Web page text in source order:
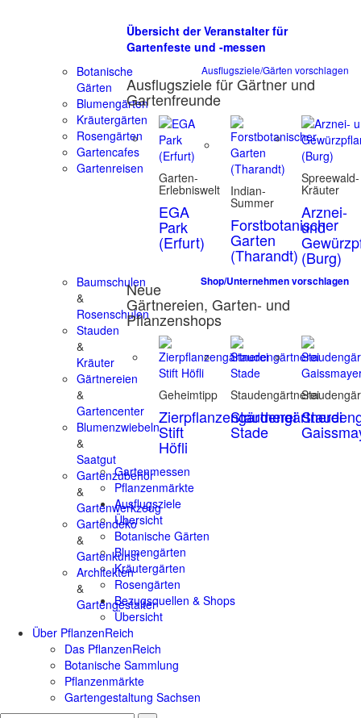
Übersicht der Veranstalter für
Gartenfeste und -messen
Botanische
Gärten
Blumengärten
Kräutergärten
Rosengärten
Gartencafes
Gartenreisen
Ausflugsziele/Gärten vorschlagen
Ausflugsziele für Gärtner und
Gartenfreunde
Garten-
Erlebniswelt
EGA
Park
(Erfurt)
Indian-
Summer
Forstbotanischer
Garten
(Tharandt)
Spreewald-
Kräuter
Arznei-
und
(Burg)
Baumschulen
&
Rosenschulen
Stauden
&
Kräuter
Gärtnereien
&
Gartencenter
Blumenzwiebeln
&
Saatgut
Gartenzubehör
&
Gartenwerkzeug
Gartendeko
&
Gartenkunst
Architekten
&
Gartengestalter
Shop/Unternehmen vorschlagen
Neue
Gärtnereien, Garten- und
Pflanzenshops
Geheimtipp
Zierpflanzengärtnerei
Stift
Höfli
Staudengärtnerei
Staudengärtnerei
Stade
Gartenmessen
Pflanzenmärkte
Ausflugsziele
Übersicht
Botanische Gärten
Blumengärten
Kräutergärten
Rosengärten
Bezugsquellen & Shops
Übersicht
Über PflanzenReich
Das PflanzenReich
Botanische Sammlung
Pflanzenmärkte
Gartengestaltung Sachsen